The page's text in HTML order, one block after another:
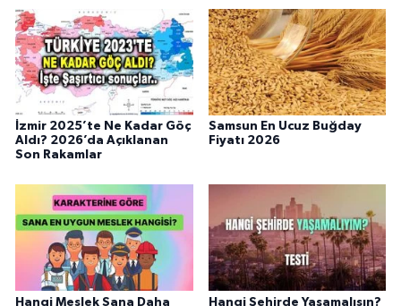
İzmir 2025’te Ne Kadar Göç
Aldı? 2026’da Açıklanan
Son Rakamlar
Samsun En Ucuz Buğday
Fiyatı 2026
Hangi Meslek Sana Daha
Hangi Şehirde Yaşamalısın?